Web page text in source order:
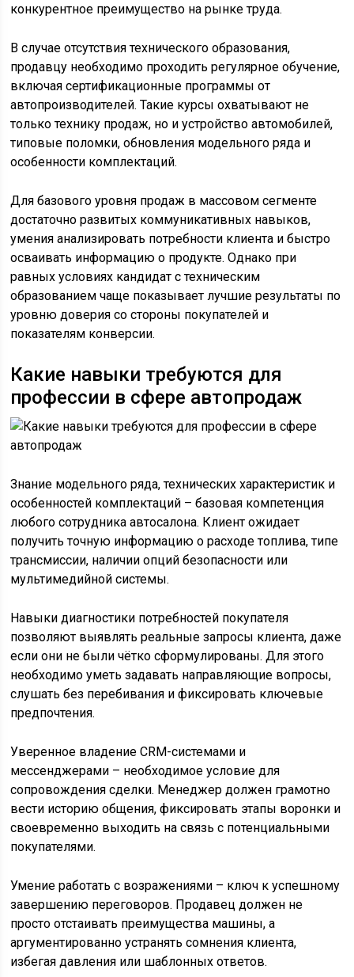
конкурентное преимущество на рынке труда.
В случае отсутствия технического образования,
продавцу необходимо проходить регулярное обучение,
включая сертификационные программы от
автопроизводителей. Такие курсы охватывают не
только технику продаж, но и устройство автомобилей,
типовые поломки, обновления модельного ряда и
особенности комплектаций.
Для базового уровня продаж в массовом сегменте
достаточно развитых коммуникативных навыков,
умения анализировать потребности клиента и быстро
осваивать информацию о продукте. Однако при
равных условиях кандидат с техническим
образованием чаще показывает лучшие результаты по
уровню доверия со стороны покупателей и
показателям конверсии.
Какие навыки требуются для
профессии в сфере автопродаж
Знание модельного ряда, технических характеристик и
особенностей комплектаций – базовая компетенция
любого сотрудника автосалона. Клиент ожидает
получить точную информацию о расходе топлива, типе
трансмиссии, наличии опций безопасности или
мультимедийной системы.
Навыки диагностики потребностей покупателя
позволяют выявлять реальные запросы клиента, даже
если они не были чётко сформулированы. Для этого
необходимо уметь задавать направляющие вопросы,
слушать без перебивания и фиксировать ключевые
предпочтения.
Уверенное владение CRM-системами и
мессенджерами – необходимое условие для
сопровождения сделки. Менеджер должен грамотно
вести историю общения, фиксировать этапы воронки и
своевременно выходить на связь с потенциальными
покупателями.
Умение работать с возражениями – ключ к успешному
завершению переговоров. Продавец должен не
просто отстаивать преимущества машины, а
аргументированно устранять сомнения клиента,
избегая давления или шаблонных ответов.